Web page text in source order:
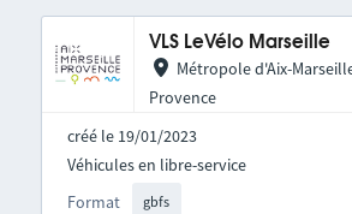
VLS LeVélo Marseille
Métropole d'Aix-
Provence
créé le 19/01/2023
Format gbfs
Véhicules en libre-service